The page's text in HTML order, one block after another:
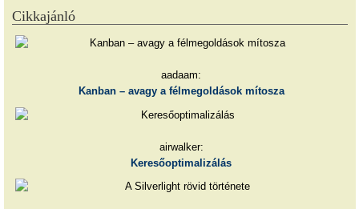
Cikkajánló
aadaam:
Kanban – avagy a félmegoldások mítosza
airwalker:
Keresőoptimalizálás